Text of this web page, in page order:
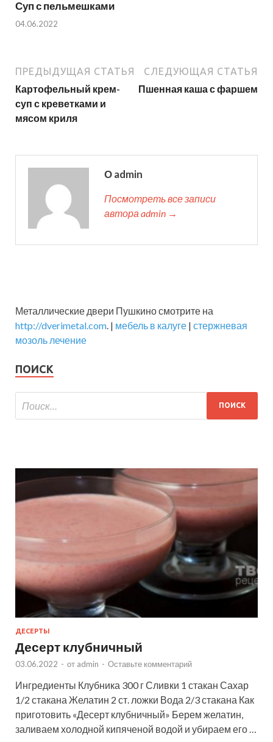
Суп с пельмешками
04.06.2022
ПРЕДЫДУЩАЯ СТАТЬЯ
Картофельный крем-
суп с креветками и
мясом криля
СЛЕДУЮЩАЯ СТАТЬЯ
Пшенная каша с фаршем
О admin
Посмотреть все записи
автора admin →
Металлические двери Пушкино смотрите на
http://dverimetal.com . | мебель в калуге | стержневая
мозоль лечение
ПОИСК
ДЕСЕРТЫ
Десерт клубничный
03.06.2022 - от admin - Оставьте комментарий
Ингредиенты Клубника 300 г Сливки 1 стакан Сахар
1/2 стакана Желатин 2 ст. ложки Вода 2/3 стакана Как
приготовить «Десерт клубничный» Берем желатин,
заливаем холодной кипяченой водой и убираем его …